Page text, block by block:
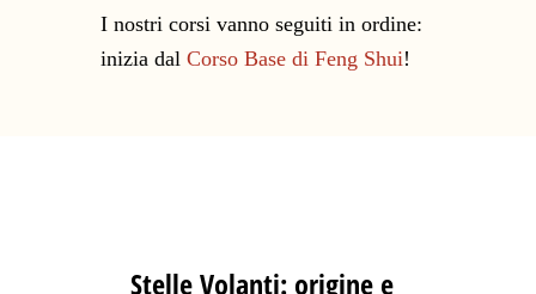
I nostri corsi vanno seguiti in ordine:
inizia dal Corso Base di Feng Shui!
Stelle Volanti: origine e